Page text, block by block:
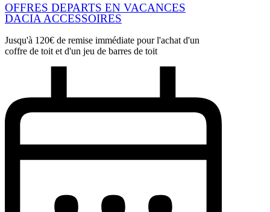
OFFRES DEPARTS EN VACANCES
DACIA ACCESSOIRES
Jusqu'à 120€ de remise immédiate pour l'achat d'un
coffre de toit et d'un jeu de barres de toit